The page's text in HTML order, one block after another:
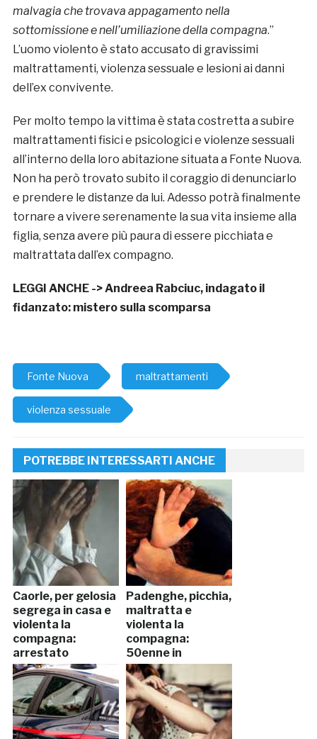
malvagia che trovava appagamento nella
sottomissione e nell’umiliazione della compagna.”
L’uomo violento è stato accusato di gravissimi
maltrattamenti, violenza sessuale e lesioni ai danni
dell’ex convivente.
Per molto tempo la vittima è stata costretta a subire
maltrattamenti fisici e psicologici e violenze sessuali
all’interno della loro abitazione situata a Fonte Nuova.
Non ha però trovato subito il coraggio di denunciarlo
e prendere le distanze da lui. Adesso potrà finalmente
tornare a vivere serenamente la sua vita insieme alla
figlia, senza avere più paura di essere picchiata e
maltrattata dall’ex compagno.
LEGGI ANCHE ->Andreea Rabciuc, indagato il
fidanzato: mistero sulla scomparsa
Fonte Nuova maltrattamenti
violenza sessuale
POTREBBE INTERESSARTI ANCHE
Caorle, per gelosia
segrega in casa e
violenta la
compagna:
arrestato
Padenghe, picchia,
maltratta e
violenta la
compagna:
50enne in
manette